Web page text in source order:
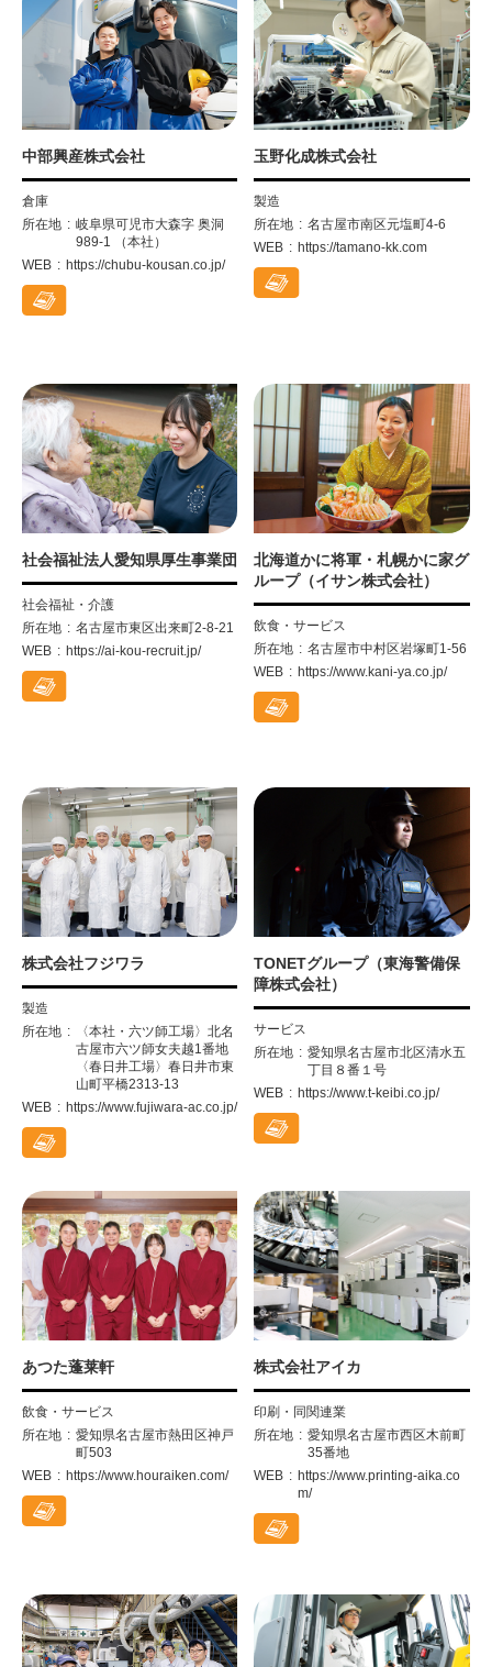
中部興産株式会社
倉庫
所在地
岐阜県可児市大森字 奥洞
989-1 （本社）
WEB
https://chubu-kousan.co.jp/
玉野化成株式会社
製造
所在地
名古屋市南区元塩町4-6
WEB
https://tamano-kk.com
社会福祉法人愛知県厚生事業団
社会福祉・介護
所在地
名古屋市東区出来町2-8-21
WEB
https://ai-kou-recruit.jp/
北海道かに将軍・札幌かに家グ
ループ（イサン株式会社）
飲食・サービス
所在地
名古屋市中村区岩塚町1-56
WEB
https://www.kani-ya.co.jp/
株式会社フジワラ
製造
所在地
〈本社・六ツ師工場〉北名
古屋市六ツ師女夫越1番地
〈春日井工場〉春日井市東
山町平橋2313-13
WEB
https://www.fujiwara-ac.co.jp/
TONETグループ（東海警備保
障株式会社）
サービス
所在地
愛知県名古屋市北区清水五
丁目８番１号
WEB
https://www.t-keibi.co.jp/
あつた蓬莱軒
飲食・サービス
所在地
愛知県名古屋市熱田区神戸
町503
WEB
https://www.houraiken.com/
株式会社アイカ
印刷・同関連業
所在地
愛知県名古屋市西区木前町
35番地
WEB
https://www.printing-aika.co
m/